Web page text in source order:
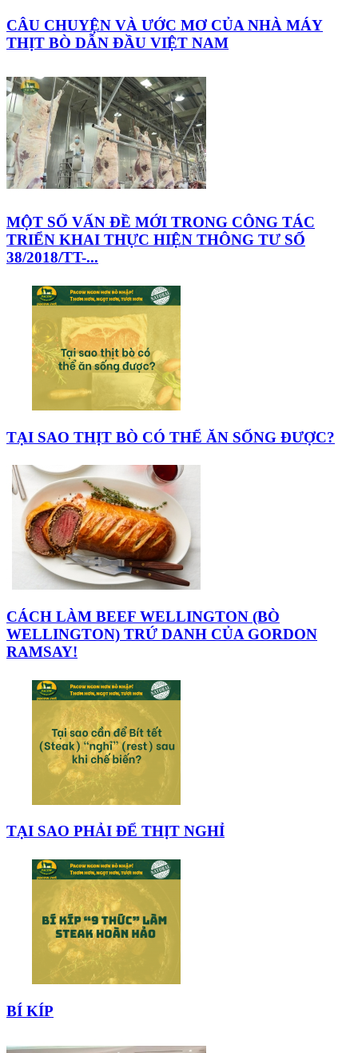
CÂU CHUYỆN VÀ ƯỚC MƠ CỦA NHÀ MÁY
THỊT BÒ DẪN ĐẦU VIỆT NAM
MỘT SỐ VẤN ĐỀ MỚI TRONG CÔNG TÁC
TRIỂN KHAI THỰC HIỆN THÔNG TƯ SỐ
38/2018/TT-...
TẠI SAO THỊT BÒ CÓ THỂ ĂN SỐNG ĐƯỢC?
CÁCH LÀM BEEF WELLINGTON (BÒ
WELLINGTON) TRỨ DANH CỦA GORDON
RAMSAY!
TẠI SAO PHẢI ĐỂ THỊT NGHỈ
BÍ KÍP